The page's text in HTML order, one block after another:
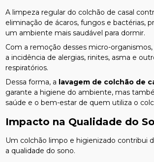
A limpeza regular do colchão de casal
eliminação de ácaros, fungos e bactérias,
um ambiente mais saudável para dormir.
Com a remoção desses micro-
a incidência de alergias, rinites, asma e
respiratórios.
Dessa forma, a lavagem de colchão de
garante a higiene do ambiente, mas
saúde e o bem-estar de quem utiliza o
Impacto na Qualidade do
Um colchão limpo e higienizado contribui
a qualidade do sono.